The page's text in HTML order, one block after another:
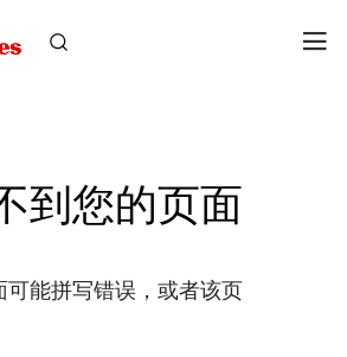
到您的页面
可能拼写错误，或者该页